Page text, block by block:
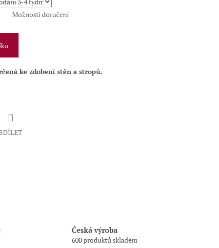
Možnosti doručení
ke zdobení stěn a stropů.
SDÍLET
Česká výroba
600 produktů skladem